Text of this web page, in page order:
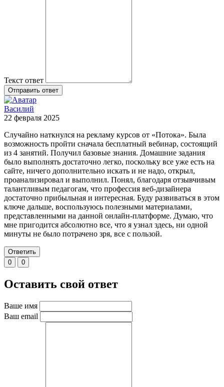
Текст ответ
Отправить ответ
Василий
22 февраля 2025
Случайно наткнулся на рекламу курсов от «Потока». Была
возможность пройти сначала бесплатный вебинар, состоящий
из 4 занятий. Получил базовые знания. Домашние задания
было выполнять достаточно легко, поскольку все уже есть на
сайте, ничего дополнительно искать и не надо, открыл,
проанализировал и выполнил. Понял, благодаря отзывчивым
талантливым педагогам, что профессия веб-дизайнера
достаточно прибыльная и интересная. Буду развиваться в этом
ключе дальше, воспользуюсь полезными материалами,
представленными на данной онлайн-платформе. Думаю, что
мне пригодится абсолютно все, что я узнал здесь, ни одной
минуты не было потрачено зря, все с пользой.
Ответить
0
0
Оставить свой ответ
Ваше имя
Ваш email